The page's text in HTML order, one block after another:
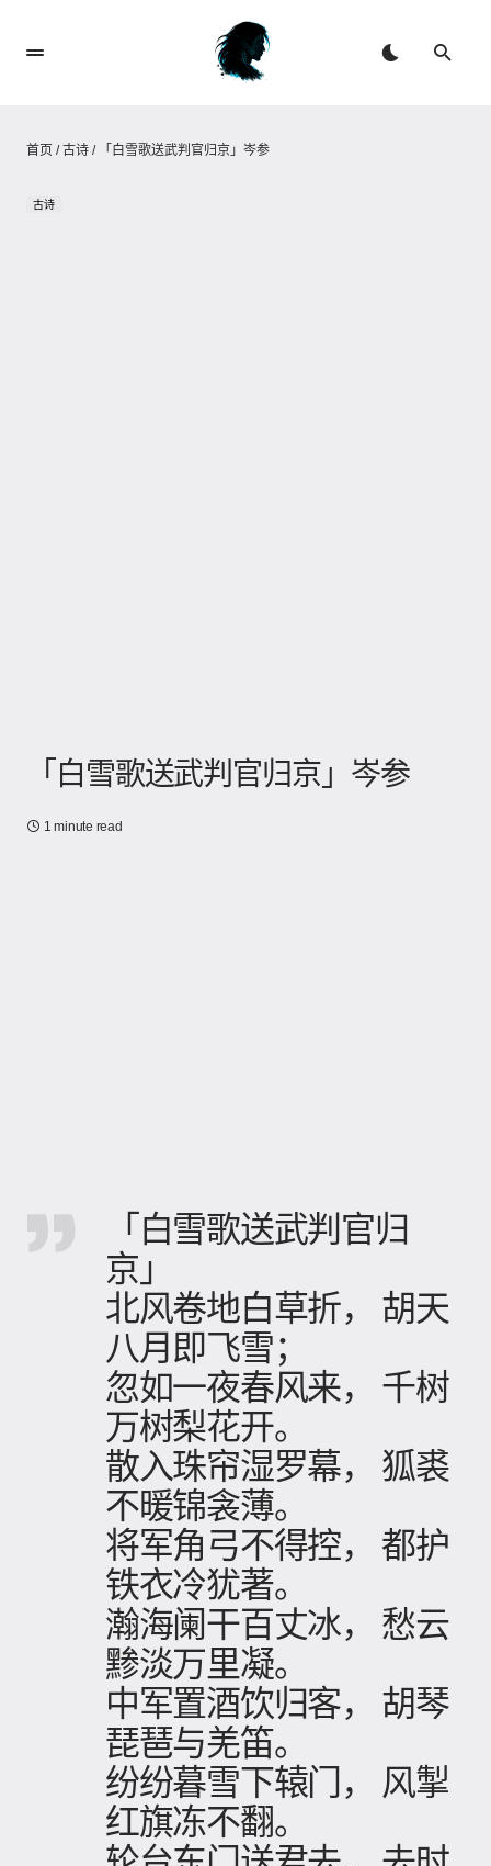
首页 /古诗 / 「白雪歌送武判官归京」岑参
古诗
「白雪歌送武判官归京」岑参
1 minute read
「白雪歌送武判官归
京」
北风卷地白草折， 胡天
八月即飞雪；
忽如一夜春风来， 千树
万树梨花开。
散入珠帘湿罗幕， 狐裘
不暖锦衾薄。
将军角弓不得控， 都护
铁衣冷犹著。
瀚海阑干百丈冰， 愁云
黪淡万里凝。
中军置酒饮归客， 胡琴
琵琶与羌笛。
纷纷暮雪下辕门， 风掣
红旗冻不翻。